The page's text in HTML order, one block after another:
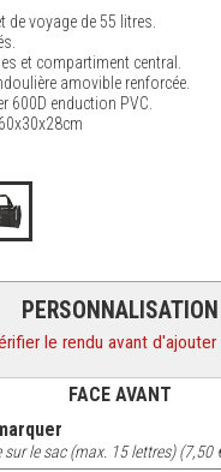
de voyage de 55 litres.
et compartiment central.
amovible renforcée.
600D enduction PVC.
PERSONNALISATION
le rendu avant d'ajouter
FACE AVANT
sur le sac (max. 15 lettres) (7,50